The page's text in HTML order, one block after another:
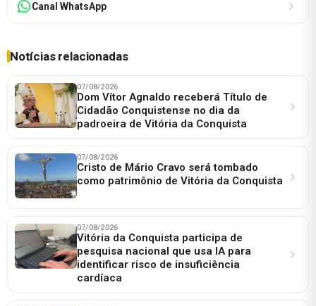
Canal WhatsApp
Notícias relacionadas
07/08/2026
Dom Vítor Agnaldo receberá Título de
Cidadão Conquistense no dia da
padroeira de Vitória da Conquista
07/08/2026
Cristo de Mário Cravo será tombado
como patrimônio de Vitória da Conquista
07/08/2026
Vitória da Conquista participa de
pesquisa nacional que usa IA para
identificar risco de insuficiência
cardíaca